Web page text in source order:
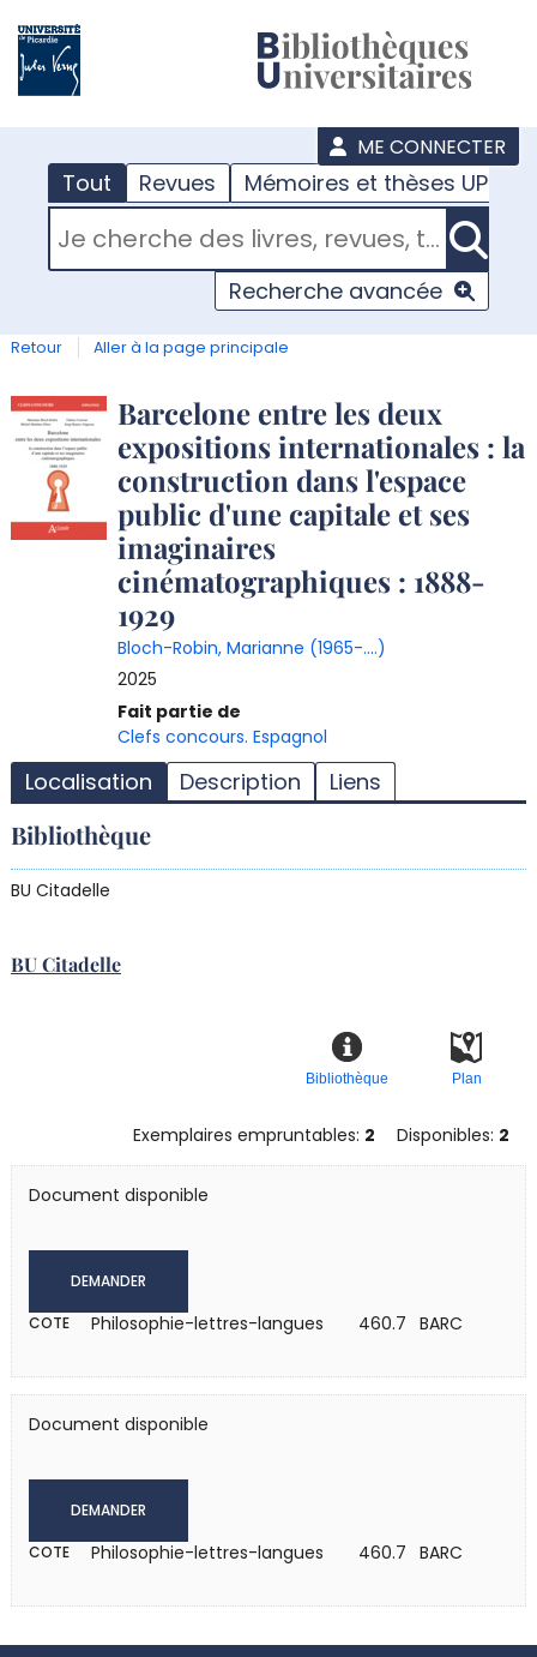
ME CONNECTER
Tout Revues Mémoires et thèses UPJV
RECHERCHER DANS "TOUT"
Recherche avancée
Retour Aller à la page principale
Détail
document
Barcelone entre les deux
expositions internationales : la
construction dans l'espace
public d'une capitale et ses
imaginaires
cinématographiques : 1888-
1929
Bloch-Robin, Marianne (1965-....)
2025
Fait partie de
Clefs concours. Espagnol
Localisation Description Liens
Bibliothèque
BU Citadelle
BU Citadelle
Plan
Bibliothèque
Exemplaires empruntables: 2 Disponibles: 2
Document disponible
DEMANDER
COTE Philosophie-lettres-langues 460.7 BARC
Document disponible
DEMANDER
COTE Philosophie-lettres-langues 460.7 BARC